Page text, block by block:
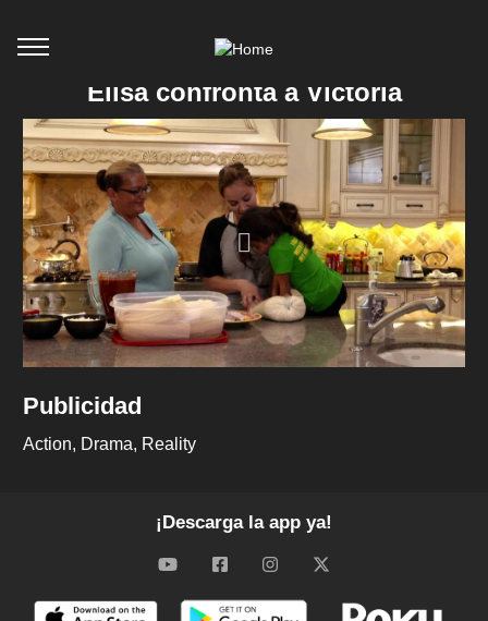
Elisa confronta a Victoria
Publicidad
Action Drama Reality
¡Descarga la app ya!